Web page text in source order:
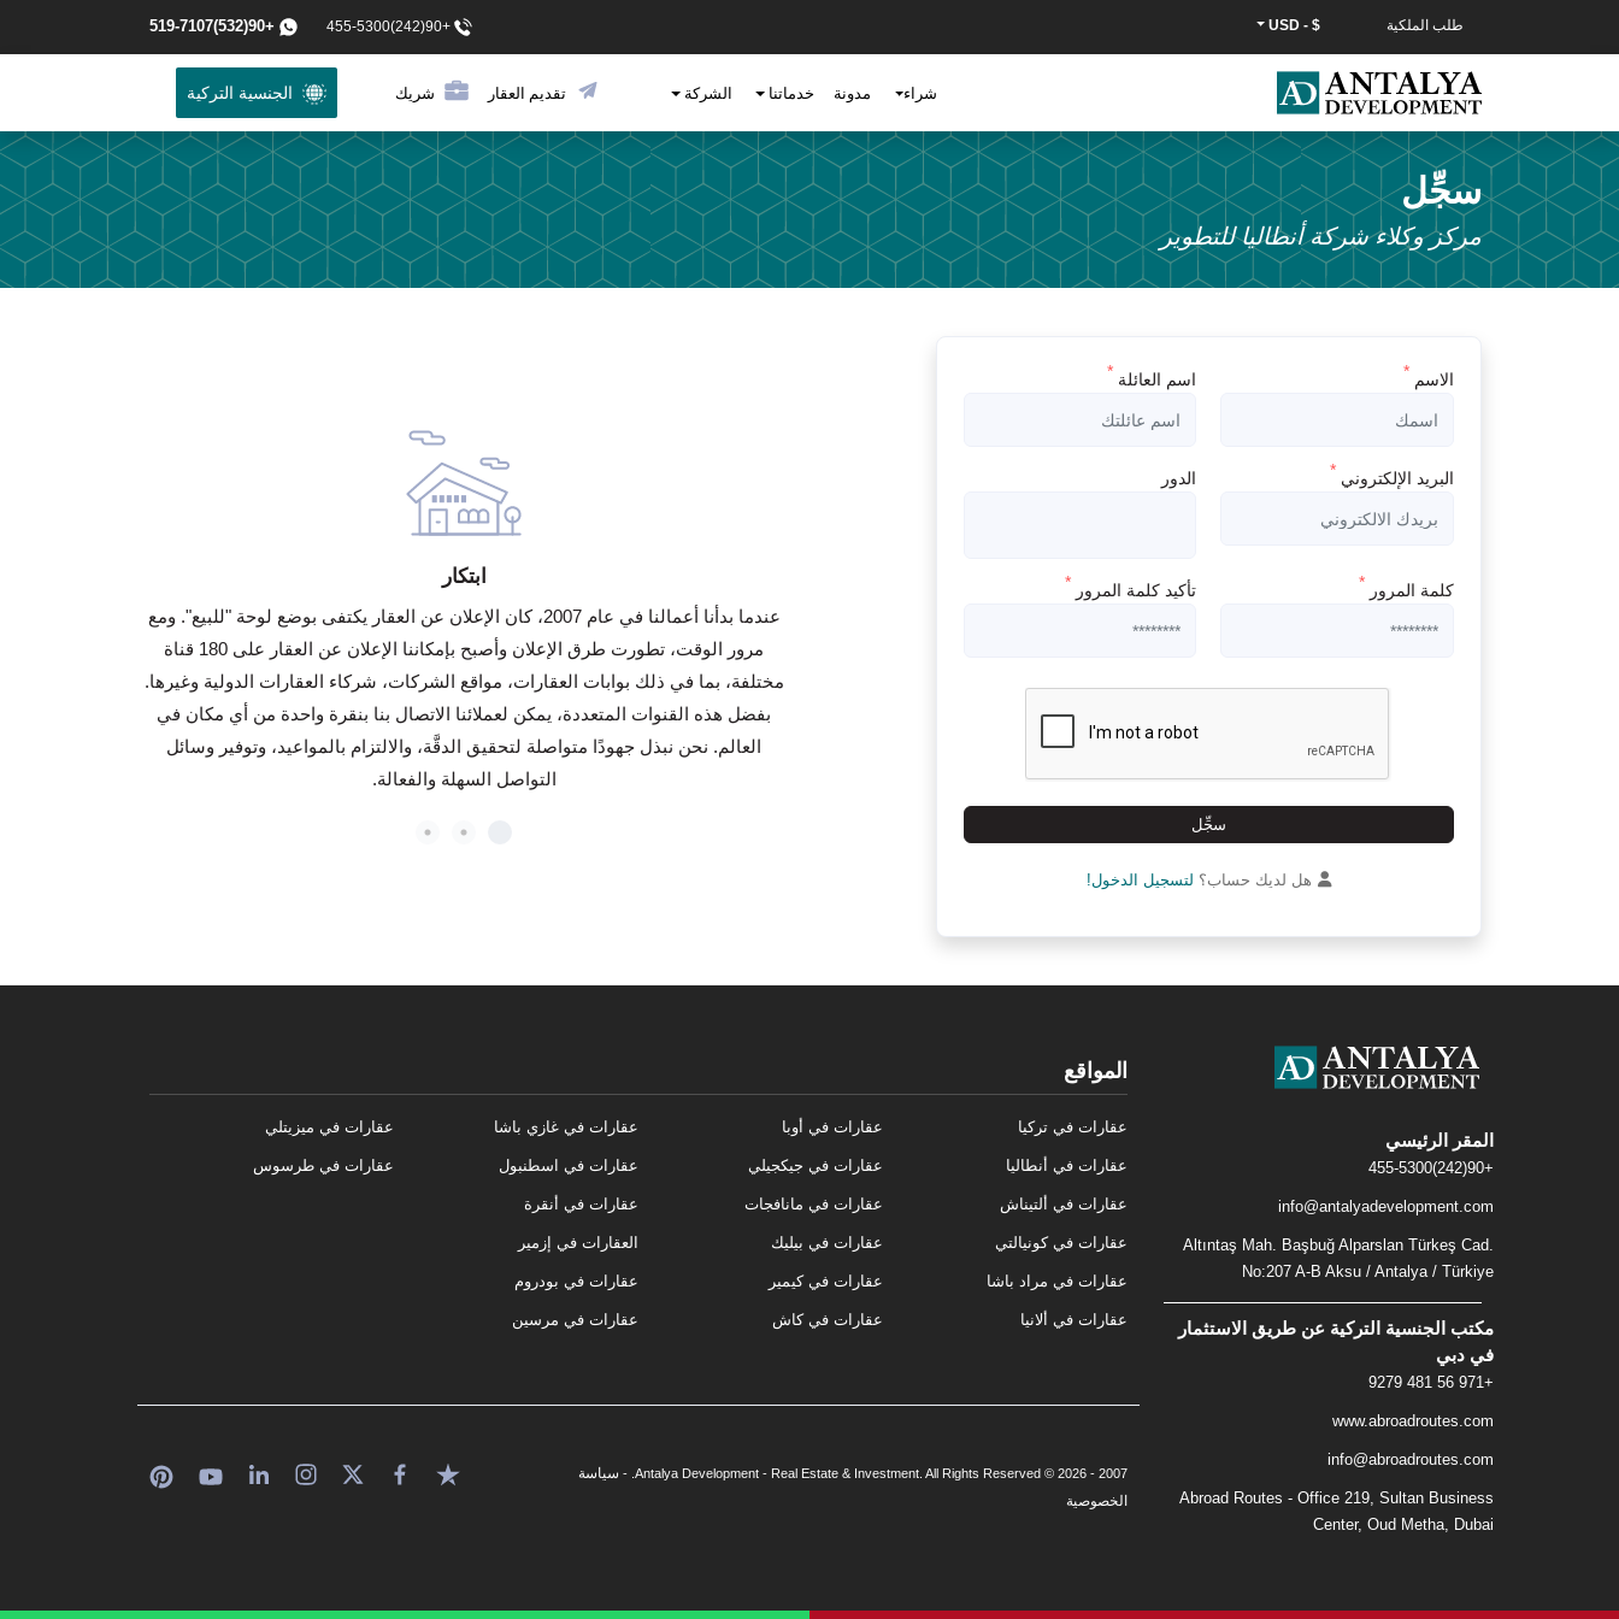
طلب الملكية $ - USD
+90(242)455-5300
+90(532)519-7107
شراء مدونة خدماتنا الشركة تقديم العقار شريك الجنسية التركية
سجِّل
مركز وكلاء شركة أنطاليا للتطوير
الاسم * اسم العائلة *
البريد الإلكتروني * الدور
كلمة المرور * تأكيد كلمة المرور *
سجِّل
هل لديك حساب؟ لتسجيل الدخول!
ابتكار
عندما بدأنا أعمالنا في عام 2007، كان الإعلان عن العقار يكتفى بوضع لوحة "للبيع". ومع
مرور الوقت، تطورت طرق الإعلان وأصبح بإمكاننا الإعلان عن العقار على 180 قناة
مختلفة، بما في ذلك بوابات العقارات، مواقع الشركات، شركاء العقارات الدولية وغيرها.
بفضل هذه القنوات المتعددة، يمكن لعملائنا الاتصال بنا بنقرة واحدة من أي مكان في
العالم. نحن نبذل جهودًا متواصلة لتحقيق الدقَّة، والالتزام بالمواعيد، وتوفير وسائل
التواصل السهلة والفعالة.
هذا القطاع منذ عام 2007.
المقر الرئيسي
+90(242)455-5300
info@antalyadevelopment.com
Altıntaş Mah. Başbuğ Alparslan Türkeş Cad.
No:207 A-B Aksu / Antalya / Türkiye
مكتب الجنسية التركية عن طريق الاستثمار
في دبي
+971 56 481 9279
www.abroadroutes.com
info@abroadroutes.com
Abroad Routes - Office 219, Sultan Business
Center, Oud Metha, Dubai
المواقع
عقارات في تركيا
عقارات في أنطاليا
عقارات في ألتيناش
عقارات في كونيالتي
عقارات في مراد باشا
عقارات في ألانيا
عقارات في أوبا
عقارات في جيكجيلي
عقارات في مانافجات
عقارات في بيليك
عقارات في كيمير
عقارات في كاش
عقارات في غازي باشا
عقارات في اسطنبول
عقارات في أنقرة
العقارات في إزمير
عقارات في بودروم
عقارات في مرسين
عقارات في ميزيتلي
عقارات في طرسوس
2007 - 2026 © Antalya Development - Real Estate & Investment. All Rights Reserved. -
سياسة
الخصوصية